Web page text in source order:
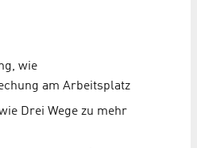
wie
am Arbeitsplatz
Drei Wege zu mehr